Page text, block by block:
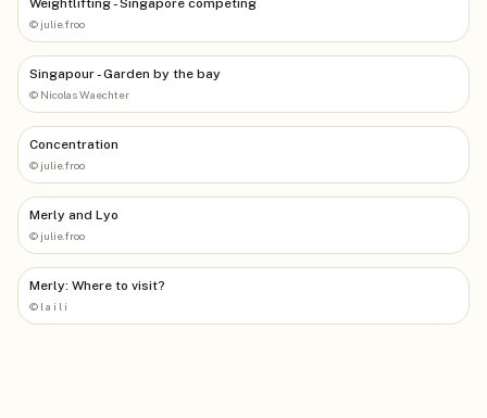
© julie.froo
Singapour - Garden by the bay
© Nicolas Waechter
Concentration
© julie.froo
Merly and Lyo
© julie.froo
Merly: Where to visit?
© l a i l i